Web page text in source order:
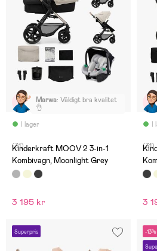
I lager
Marwa: Väldigt bra kvalitet
👌
(31)
Kinderkraft MOOV 2 3-in-1
Kombivagn, Moonlight Grey
3 195 kr
(31)
3
Superpris -13%